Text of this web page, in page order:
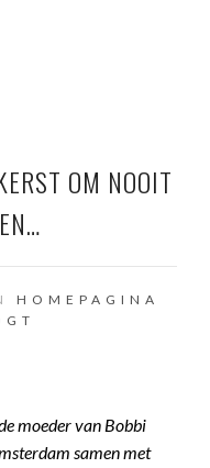
OM NOOIT
HOMEPAGINA
moeder van Bobbi
samen met